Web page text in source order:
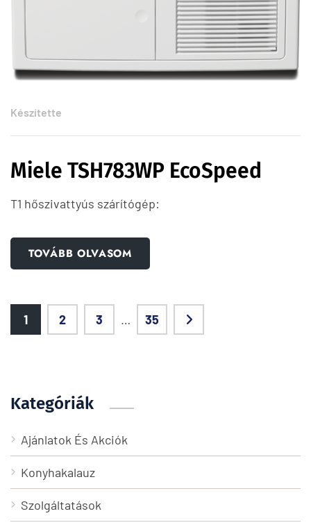
Készítette
Miele TSH783WP EcoSpeed
T1 hőszivattyús szárítógép:
TOVÁBB OLVASOM
1 2 3 … 35
Kategóriák
Ajánlatok És Akciók
Konyhakalauz
Szolgáltatások